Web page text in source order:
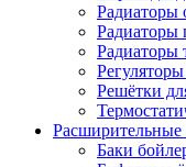
Радиаторы
Радиаторы
Радиаторы
Решётки
Расширительные
Баки